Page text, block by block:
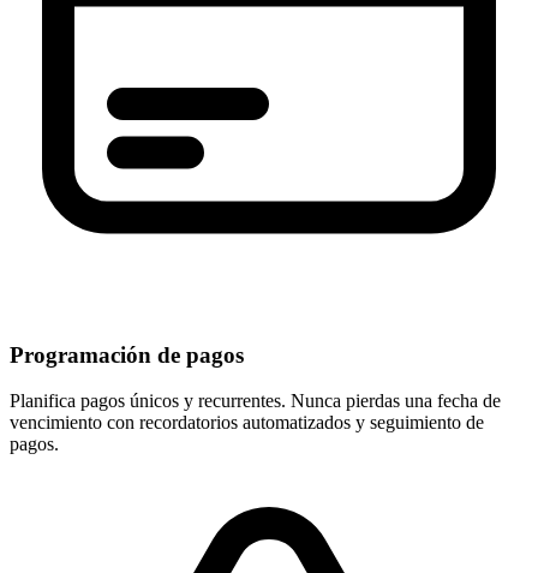
Programación de pagos
Planifica pagos únicos y recurrentes. Nunca pierdas una fecha de
vencimiento con recordatorios automatizados y seguimiento de
pagos.